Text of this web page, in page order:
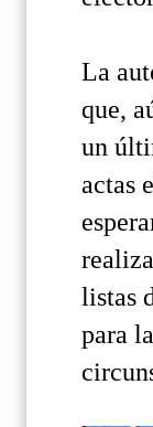
La
que,
un
actas
listas
para